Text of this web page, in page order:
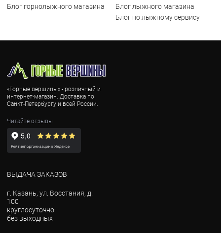
Блог горнолыжного магазина
Блог лыжного магазина
Блог по лыжному сервису
«Горные вершины» - розничный и
интернет-магазин. Доставка по
Санкт-Петербургу и всей России.
Читайте отзывы
ВЫДАЧА ЗАКАЗОВ
г. Казань, ул. Восстания, д.
100
круглосуточно
без выходных